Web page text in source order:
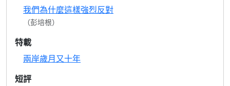
我們為什麼這樣強烈反對
（彭培根）
特載
兩岸歲月又十年
短評